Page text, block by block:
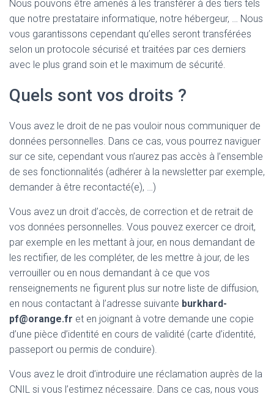
Nous pouvons être amenés à les transférer à des tiers tels
que notre prestataire informatique, notre hébergeur, … Nous
vous garantissons cependant qu’elles seront transférées
selon un protocole sécurisé et traitées par ces derniers
avec le plus grand soin et le maximum de sécurité.
Quels sont vos droits ?
Vous avez le droit de ne pas vouloir nous communiquer de
données personnelles. Dans ce cas, vous pourrez naviguer
sur ce site, cependant vous n’aurez pas accès à l’ensemble
de ses fonctionnalités (adhérer à la newsletter par exemple,
demander à être recontacté(e), …)
Vous avez un droit d’accès, de correction et de retrait de
vos données personnelles. Vous pouvez exercer ce droit,
par exemple en les mettant à jour, en nous demandant de
les rectifier, de les compléter, de les mettre à jour, de les
verrouiller ou en nous demandant à ce que vos
renseignements ne figurent plus sur notre liste de diffusion,
en nous contactant à l’adresse suivante burkhard-
pf@orange.fr et en joignant à votre demande une copie
d’une pièce d’identité en cours de validité (carte d’identité,
passeport ou permis de conduire).
Vous avez le droit d’introduire une réclamation auprès de la
CNIL si vous l’estimez nécessaire. Dans ce cas, nous vous